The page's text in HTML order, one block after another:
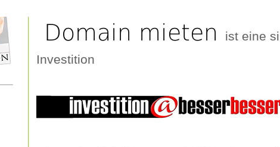
Domain mieten
ist eine
Investition